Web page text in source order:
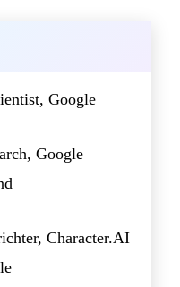
Google
Google
Character.AI